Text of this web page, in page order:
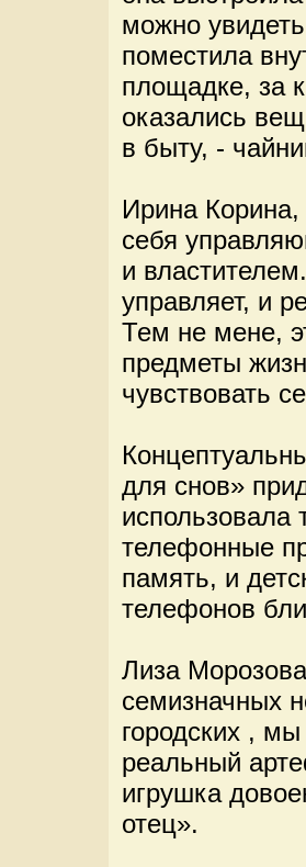
можно
поместила
площадке, за
оказались
в быту, -
Ирина Корина,
себя
и
управляет, и
Тем не мене,
предметы
чувствовать
для снов»
использовала
телефонные
память, и
телефонов
Лиза
семизначных
городских ,
реальный
игрушка
отец».